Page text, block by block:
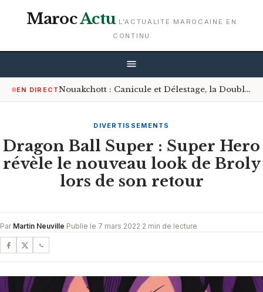
MarocActu L'ACTUALITE MAROCAINE EN
CONTINU
EN DIRECT Nouakchott : Canicule et Délestage, la Double Peine des Artisans et Commerçants
DIVERTISSEMENTS
Dragon Ball Super : Super Hero
révèle le nouveau look de Broly
lors de son retour
Par Martin Neuville·Publie le 7 mars 2022·2 min de lecture